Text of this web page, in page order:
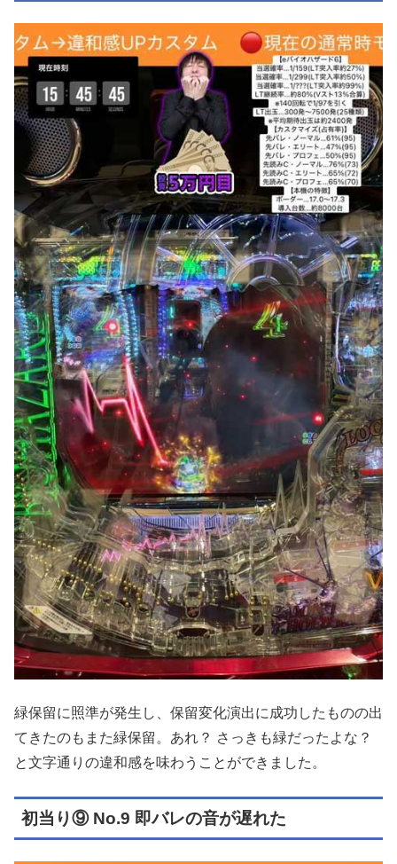
緑保留に照準が発生し、保留変化演出に成功したものの出
てきたのもまた緑保留。あれ？ さっきも緑だったよな？
と文字通りの違和感を味わうことができました。
初当り⑨ No.9 即バレの音が遅れた